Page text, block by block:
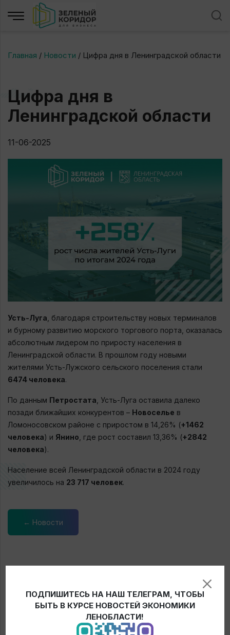
Главная / Новости / Цифра дня в Ленинградской области
Цифра дня в
Ленинградской области
11-06-2025
Усть-Луга , благодаря строительству новых терминалов
и бурному развитию морского торгового порта, оказалась
абсолютным лидером по приросту населения в
Ленинградской области. В прошлом году новыми
жителями Усть-Лужского сельского поселения стали
6474 человека.
По данным Петростата , Усть-Луга оставила далеко
позади ближайших конкурентов – Новоселье в
Ломоносовском районе с приростом в 14,26% (+1462
человека) и Янино , где рост составил 13,36% (+2842
человека).
Население всей Ленинградской области в 2024 году
увеличилось на 23 717 человек.
← Новости
ПОДПИШИТЕСЬ НА НАШ ТЕЛЕГРАМ, ЧТОБЫ
БЫТЬ В КУРСЕ НОВОСТЕЙ ЭКОНОМИКИ
ЛЕНОБЛАСТИ!